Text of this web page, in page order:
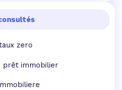
zero
prêt immobilier